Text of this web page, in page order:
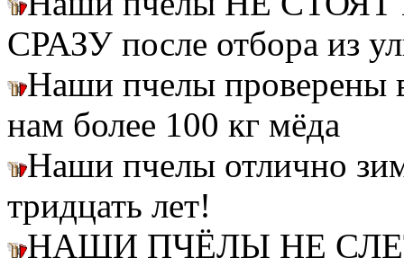
СРАЗУ после отбора из
Наши пчелы
нам более 100 кг мёда
Наши пчелы отлично
тридцать лет!
НАШИ ПЧЁЛЫ НЕ